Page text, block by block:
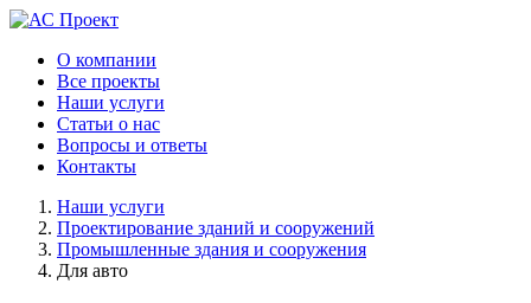
О компании
Все проекты
Наши услуги
Статьи о нас
Вопросы и ответы
Контакты
Наши услуги
Проектирование зданий и сооружений
Промышленные здания и сооружения
Для авто